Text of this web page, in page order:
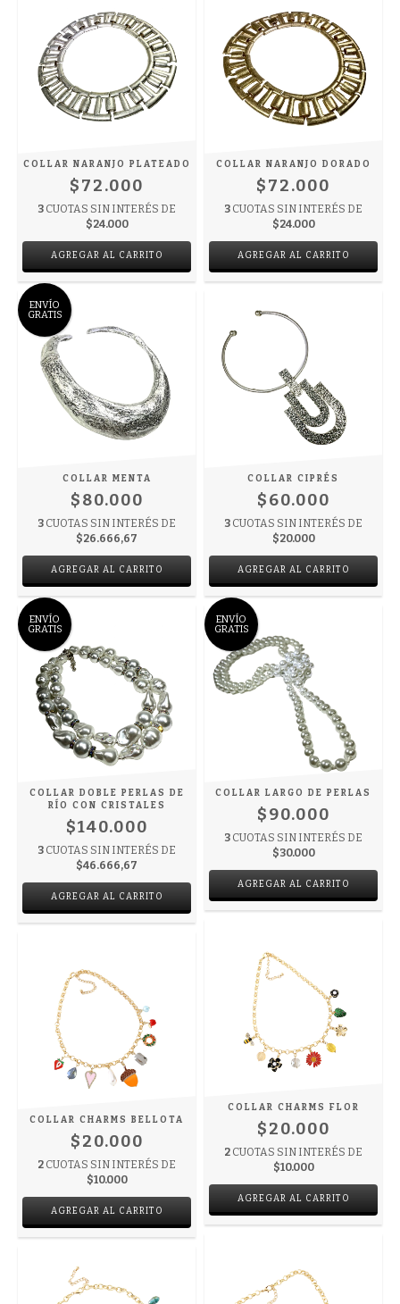
COLLAR NARANJO PLATEADO
$72.000
3 CUOTAS SIN INTERÉS DE
$24.000
COLLAR NARANJO DORADO
$72.000
3 CUOTAS SIN INTERÉS DE
$24.000
ENVÍO
GRATIS
COLLAR MENTA
$80.000
3 CUOTAS SIN INTERÉS DE
$26.666,67
COLLAR CIPRÉS
$60.000
3 CUOTAS SIN INTERÉS DE
$20.000
ENVÍO
GRATIS
COLLAR DOBLE PERLAS DE
RÍO CON CRISTALES
$140.000
3 CUOTAS SIN INTERÉS DE
$46.666,67
ENVÍO
GRATIS
COLLAR LARGO DE PERLAS
$90.000
3 CUOTAS SIN INTERÉS DE
$30.000
COLLAR CHARMS BELLOTA
$20.000
2 CUOTAS SIN INTERÉS DE
$10.000
COLLAR CHARMS FLOR
$20.000
2 CUOTAS SIN INTERÉS DE
$10.000